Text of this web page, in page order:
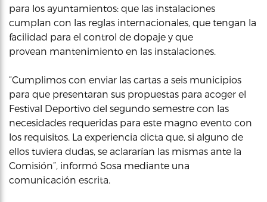
para los ayuntamientos: que las instalaciones
cumplan con las reglas internacionales, que tengan la
facilidad para el control de dopaje y que
provean mantenimiento en las instalaciones.
“Cumplimos con enviar las cartas a seis municipios
para que presentaran sus propuestas para acoger el
Festival Deportivo del segundo semestre con las
necesidades requeridas para este magno evento con
los requisitos. La experiencia dicta que, si alguno de
ellos tuviera dudas, se aclararían las mismas ante la
Comisión”, informó Sosa mediante una
comunicación escrita.